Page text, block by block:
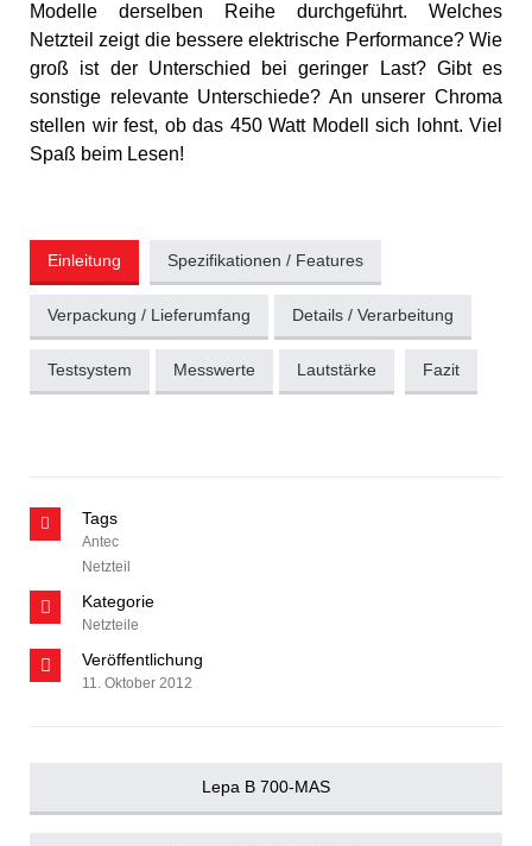
Modelle derselben Reihe durchgeführt. Welches
Netzteil zeigt die bessere elektrische Performance? Wie
groß ist der Unterschied bei geringer Last? Gibt es
sonstige relevante Unterschiede? An unserer Chroma
stellen wir fest, ob das 450 Watt Modell sich lohnt. Viel
Spaß beim Lesen!
Einleitung Spezifikationen / Features
Verpackung / Lieferumfang Details / Verarbeitung
Testsystem Messwerte Lautstärke Fazit
Tags
Antec
Netzteil
Kategorie
Netzteile
Veröffentlichung
11. Oktober 2012
Lepa B 700-MAS